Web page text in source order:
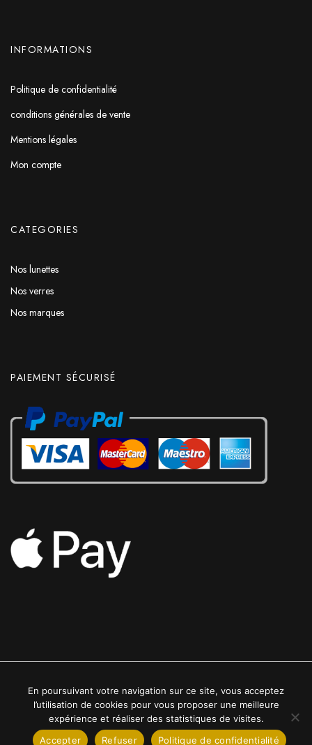
INFORMATIONS
Politique de confidentialité
conditions générales de vente
Mentions légales
Mon compte
CATEGORIES
Nos lunettes
Nos verres
Nos marques
PAIEMENT SÉCURISÉ
2022 © Luxe24kt | Tous droits réservés
En poursuivant votre navigation sur ce site, vous acceptez
l’utilisation de cookies pour vous proposer une meilleure
expérience et réaliser des statistiques de visites.
Accepter
Refuser Politique de confidentialité